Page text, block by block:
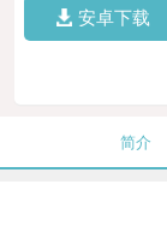
安卓下载
简介